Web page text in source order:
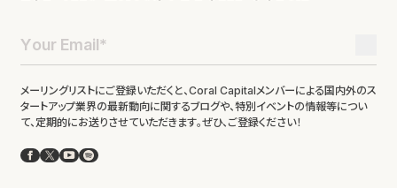
メーリングリストにご登録いただくと、Coral Capitalメンバーによる国内外のス
タートアップ業界の最新動向に関するブログや、特別イベントの情報等につい
て、定期的にお送りさせていただきます。ぜひ、ご登録ください！
Facebook
X YouTube
Spotify